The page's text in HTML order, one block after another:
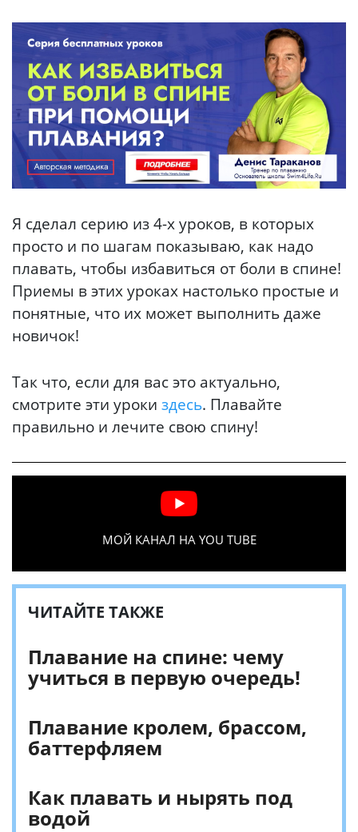
Я сделал серию из 4-х уроков, в которых
просто и по шагам показываю, как надо
плавать, чтобы избавиться от боли в спине!
Приемы в этих уроках настолько простые и
понятные, что их может выполнить даже
новичок!
Так что, если для вас это актуально,
смотрите эти уроки здесь. Плавайте
правильно и лечите свою спину!
МОЙ КАНАЛ НА YOU TUBE
ЧИТАЙТЕ ТАКЖЕ
Плавание на спине: чему
учиться в первую очередь!
Плавание кролем, брассом,
баттерфляем
Как плавать и нырять под
водой